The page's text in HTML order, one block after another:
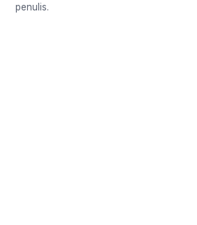
penulis.